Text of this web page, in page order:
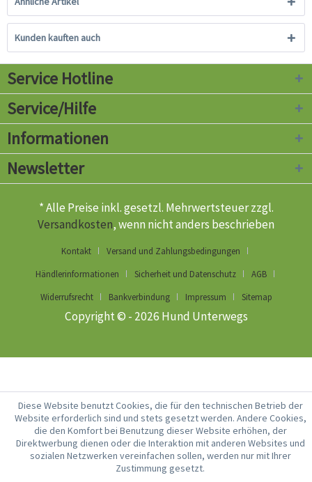
Kunden kauften auch
Service Hotline
Service/Hilfe
Informationen
Newsletter
* Alle Preise inkl. gesetzl. Mehrwertsteuer zzgl.
Versandkosten, wenn nicht anders beschrieben
Kontakt
Versand und Zahlungsbedingungen
Händlerinformationen
Sicherheit und Datenschutz
AGB
Widerrufsrecht
Bankverbindung Impressum Sitemap
Copyright © - 2026 Hund Unterwegs
Diese Website benutzt Cookies, die für den technischen Betrieb der
Website erforderlich sind und stets gesetzt werden. Andere Cookies,
die den Komfort bei Benutzung dieser Website erhöhen, der
Direktwerbung dienen oder die Interaktion mit anderen Websites und
sozialen Netzwerken vereinfachen sollen, werden nur mit Ihrer
Zustimmung gesetzt.